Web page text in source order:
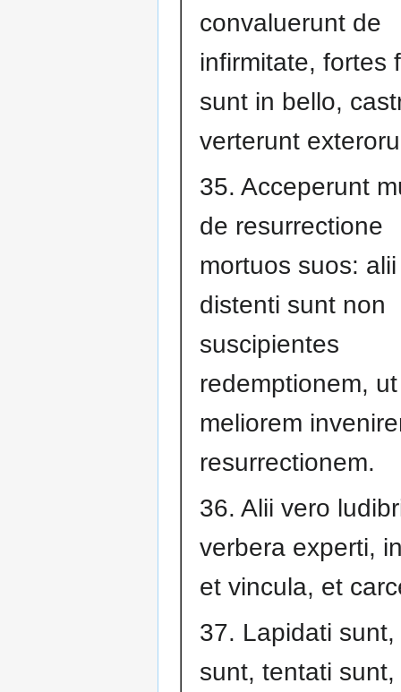
convaluerunt de
infirmitate, fortes
sunt in bello,
verterunt
35. Acceperunt
de resurrectione
mortuos suos:
distenti sunt non
suscipientes
redemptionem, ut
meliorem
resurrectionem.
36. Alii vero
verbera experti,
et vincula, et
37. Lapidati sunt,
sunt, tentati sunt,